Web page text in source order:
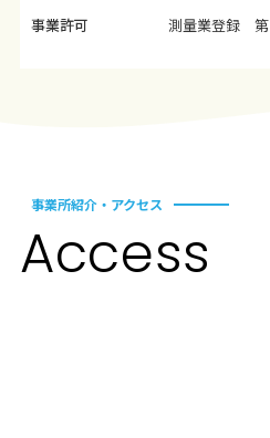
事業許可 測量業登録 第
事業所紹介・アクセス
Access